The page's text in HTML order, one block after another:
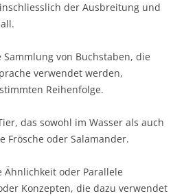
der Ausbreitung und
von Buchstaben, die
verwendet werden,
Reihenfolge.
sowohl im Wasser als auch
Frösche oder Salamander.
oder Parallele
Konzepten, die dazu verwendet